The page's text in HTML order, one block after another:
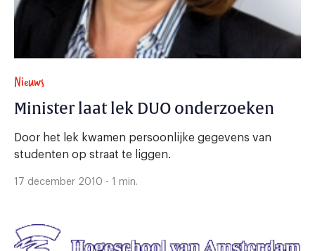
Nieuws
Minister laat lek DUO onderzoeken
Door het lek kwamen persoonlijke gegevens van
studenten op straat te liggen.
17 december 2010 - 1 min.